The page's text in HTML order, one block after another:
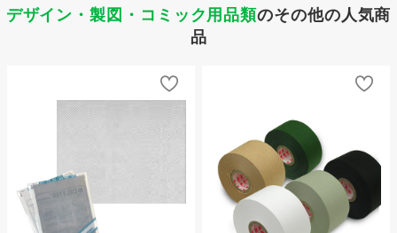
デザイン・製図・コミック用品類のその他の人気商
品